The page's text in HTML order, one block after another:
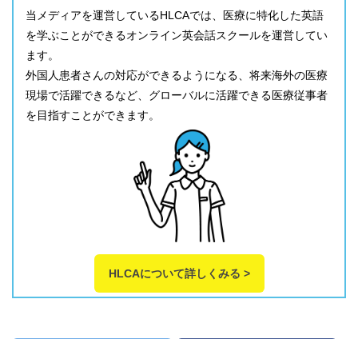
当メディアを運営しているHLCAでは、医療に特化した英語
を学ぶことができるオンライン英会話スクールを運営してい
ます。
外国人患者さんの対応ができるようになる、将来海外の医療
現場で活躍できるなど、グローバルに活躍できる医療従事者
を目指すことができます。
HLCAについて詳しくみる >